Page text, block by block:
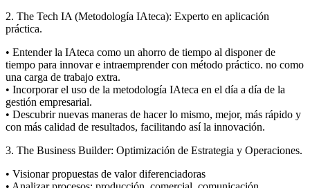
2. The Tech IA (Metodología IAteca): Experto en aplicación
práctica.
• Entender la IAteca como un ahorro de tiempo al disponer de
tiempo para innovar e intraemprender con método práctico. no como
una carga de trabajo extra.
• Incorporar el uso de la metodología IAteca en el día a día de la
gestión empresarial.
• Descubrir nuevas maneras de hacer lo mismo, mejor, más rápido y
con más calidad de resultados, facilitando así la innovación.
3. The Business Builder: Optimización de Estrategia y Operaciones.
• Visionar propuestas de valor diferenciadoras